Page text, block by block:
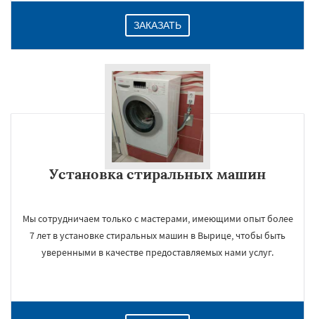
ЗАКАЗАТЬ
Установка стиральных машин
Мы сотрудничаем только с мастерами, имеющими опыт более
7 лет в установке стиральных машин в Вырице, чтобы быть
уверенными в качестве предоставляемых нами услуг.